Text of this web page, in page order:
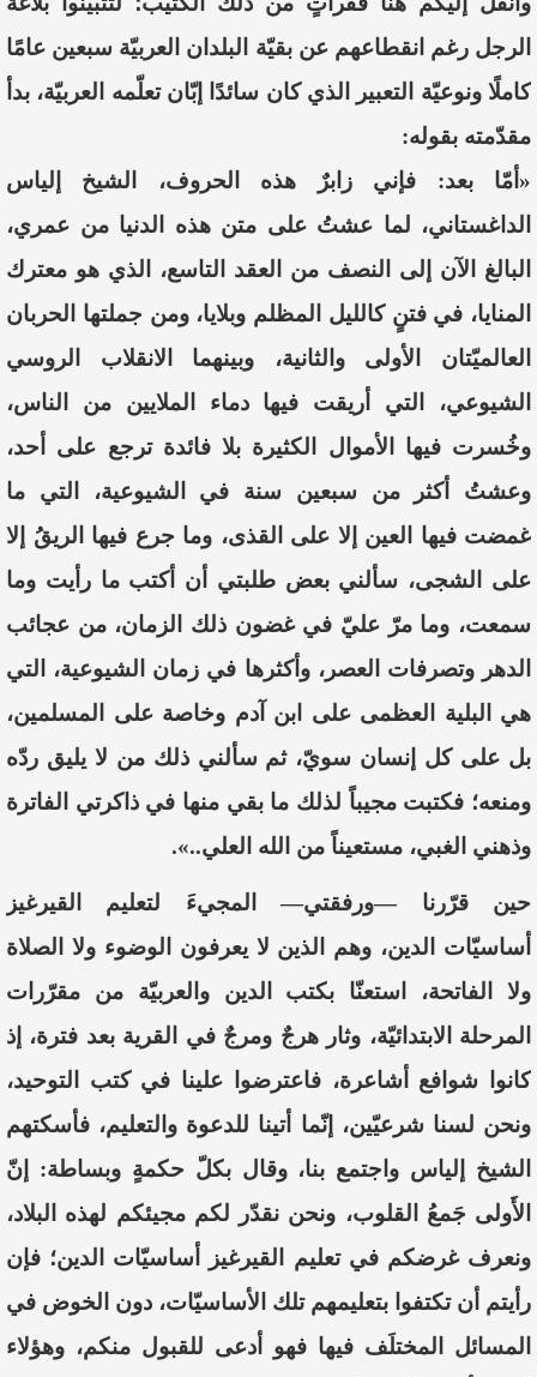
الرجل رغم انقطاعهم عن بقيّة البلدان العربيّة سبعين عامًا
كاملًا ونوعيّة التعبير الذي كان سائدًا إبّان تعلّمه العربيّة، بدأ
مقدّمته بقوله:
«أمّا بعد: فإني زابرٌ هذه الحروف، الشيخ إلياس
الداغستاني، لما عشتُ على متن هذه الدنيا من عمري،
البالغ الآن إلى النصف من العقد التاسع، الذي هو معترك
المنايا، في فتنٍ كالليل المظلم وبلايا، ومن جملتها الحربان
العالميّتان الأولى والثانية، وبينهما الانقلاب الروسي
الشيوعي، التي أريقت فيها دماء الملايين من الناس،
وخُسرت فيها الأموال الكثيرة بلا فائدة ترجع على أحد،
وعشتُ أكثر من سبعين سنة في الشيوعية، التي ما
غمضت فيها العين إلا على القذى، وما جرع فيها الريقُ إلا
على الشجى، سألني بعض طلبتي أن أكتب ما رأيت وما
سمعت، وما مرّ عليّ في غضون ذلك الزمان، من عجائب
الدهر وتصرفات العصر، وأكثرها في زمان الشيوعية، التي
هي البلية العظمى على ابن آدم وخاصة على المسلمين،
بل على كل إنسان سويّ، ثم سألني ذلك من لا يليق ردّه
ومنعه؛ فكتبت مجيباً لذلك ما بقي منها في ذاكرتي الفاترة
وذهني الغبي، مستعيناً من الله العلي..».
حين قرّرنا —ورفقتي— المجيءَ لتعليم القيرغيز
أساسيّات الدين، وهم الذين لا يعرفون الوضوء ولا الصلاة
ولا الفاتحة، استعنّا بكتب الدين والعربيّة من مقرّرات
المرحلة الابتدائيّة، وثار هرجٌ ومرجٌ في القرية بعد فترة، إذ
كانوا شوافع أشاعرة، فاعترضوا علينا في كتب التوحيد،
ونحن لسنا شرعيّين، إنّما أتينا للدعوة والتعليم، فأسكتهم
الشيخ إلياس واجتمع بنا، وقال بكلّ حكمةٍ وبساطة: إنّ
الأَولى جَمعُ القلوب، ونحن نقدّر لكم مجيئكم لهذه البلاد،
ونعرف غرضكم في تعليم القيرغيز أساسيّات الدين؛ فإن
رأيتم أن تكتفوا بتعليمهم تلك الأساسيّات، دون الخوض في
المسائل المختلَف فيها فهو أدعى للقبول منكم، وهؤلاء